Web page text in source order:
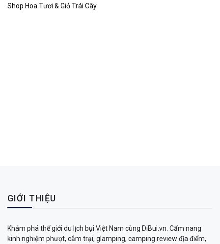
Shop Hoa Tươi & Giỏ Trái Cây
GIỚI THIỆU
Khám phá thế giới du lịch bụi Việt Nam cùng DiBui.vn. Cẩm nang
kinh nghiệm phượt, cắm trại, glamping, camping review địa điểm,